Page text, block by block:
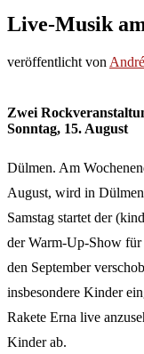
Live-Musik
veröffentlicht von
Zwei
Sonntag, 15. August
Dülmen. Am
August, wird in
Samstag startet der
der Warm-Up-Show für
den September
insbesondere Kinder
Rakete Erna live
Kinder ab.